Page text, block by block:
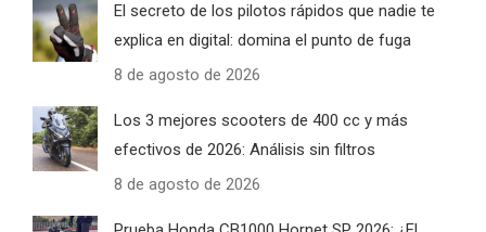
El secreto de los pilotos rápidos que nadie te
explica en digital: domina el punto de fuga
8 de agosto de 2026
Los 3 mejores scooters de 400 cc y más
efectivos de 2026: Análisis sin filtros
8 de agosto de 2026